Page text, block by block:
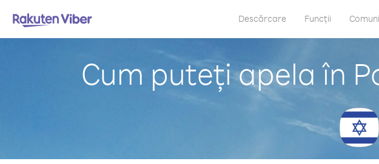
Descărcare Funcții
Cum puteți apela în